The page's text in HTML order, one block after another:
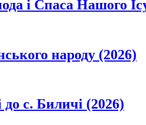
і Спаса Нашого
народу (2026)
с. Биличі (2026)